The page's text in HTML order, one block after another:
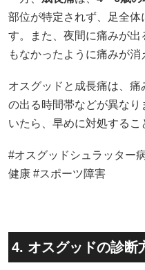
部位が特定されず、足全
す。​また、夜間に痛みが
もなかったように痛みが消
オスグッドと成長痛は、
の出る時間帯などが異な
いたら、早めに対処するこ
#オスグッドシュラッター
健康 #スポーツ障害
4. オスグッドの診断